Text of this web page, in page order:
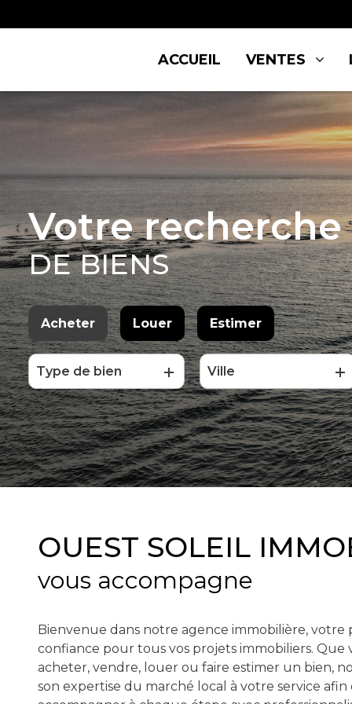
ACCUEIL VENTES
MAISON
TERRAIN
LOCATIONS
LOCATION A
Votre recherche
DE BIENS
Acheter
De l'ancien
Louer
à l'année
Estimer
Type de bien Ville
OUEST SOLEIL
vous accompagne
Bienvenue dans notre agence immobilière, votre
confiance pour tous vos projets immobiliers. Que
acheter, vendre, louer ou faire estimer un bien,
son expertise du marché local à votre service afin